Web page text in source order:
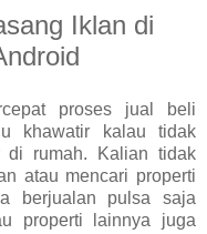
Iklan di
proses jual beli
khawatir kalau tidak
di rumah. Kalian tidak
atau mencari properti
berjualan pulsa saja
properti lainnya juga